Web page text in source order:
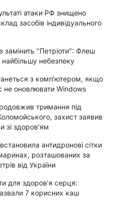
атаки РФ знищено
засобів індивідуального
замінить "Петріоти": Флеш
найбільшу небезпеку
з комп’ютером, якщо
не оновлювати Windows
тримання під
захист заявив
зі здоров'ям
антидронові сітки
розташованих за
від України
для здоров’я серця:
7 корисних каш